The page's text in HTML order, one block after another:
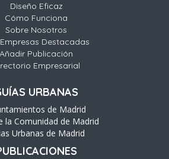
Diseño Eficaz
Cómo Funciona
Sobre Nosotros
Destacadas
Añadir Publicación
Empresarial
URBANAS
de Madrid
la Comunidad de Madrid
Urbanas de Madrid